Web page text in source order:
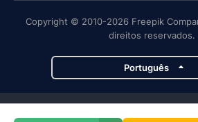
Copyright © 2010-2026 Freepik
direitos reservados.
Português